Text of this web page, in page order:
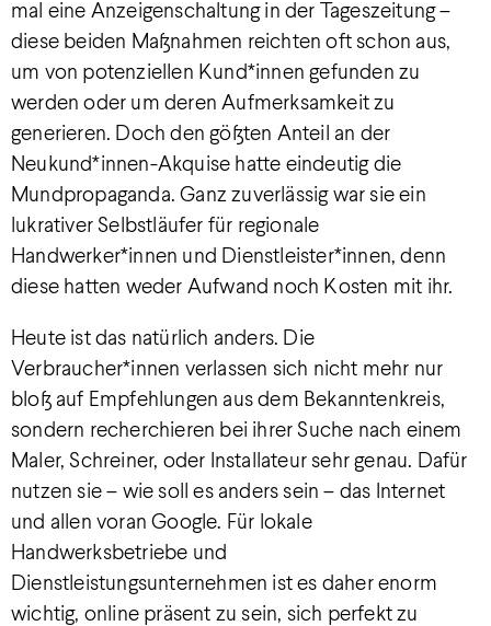
mal eine Anzeigenschaltung in der Tageszeitung –
diese beiden Maßnahmen reichten oft schon aus,
um von potenziellen Kund*innen gefunden zu
werden oder um deren Aufmerksamkeit zu
generieren. Doch den gößten Anteil an der
Neukund*innen-Akquise hatte eindeutig die
Mundpropaganda. Ganz zuverlässig war sie ein
lukrativer Selbstläufer für regionale
Handwerker*innen und Dienstleister*innen, denn
diese hatten weder Aufwand noch Kosten mit ihr.
Heute ist das natürlich anders. Die
Verbraucher*innen verlassen sich nicht mehr nur
bloß auf Empfehlungen aus dem Bekanntenkreis,
sondern recherchieren bei ihrer Suche nach einem
Maler, Schreiner, oder Installateur sehr genau. Dafür
nutzen sie – wie soll es anders sein – das Internet
und allen voran Google. Für lokale
Handwerksbetriebe und
Dienstleistungsunternehmen ist es daher enorm
wichtig, online präsent zu sein, sich perfekt zu